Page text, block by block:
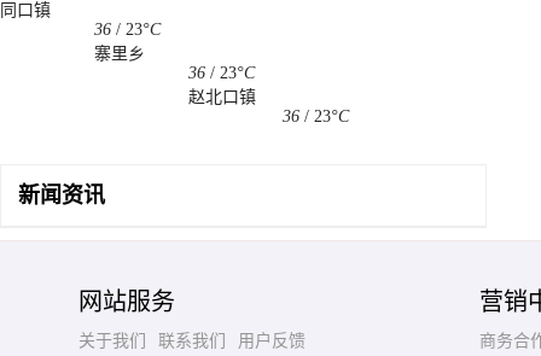
同口镇
36 / 23°C
寨里乡
36 / 23°C
赵北口镇
36 / 23°C
新闻资讯
网站服务
关于我们 联系我们
用户反馈
营销
商务合